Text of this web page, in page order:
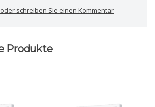
schreiben Sie einen Kommentar
Produkte